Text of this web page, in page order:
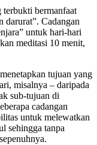
terbukti bermanfaat
darurat”. Cadangan
untuk hari-hari
meditasi 10 menit,
tujuan yang
misalnya – daripada
sub-tujuan di
cadangan
untuk melewatkan
sehingga tanpa